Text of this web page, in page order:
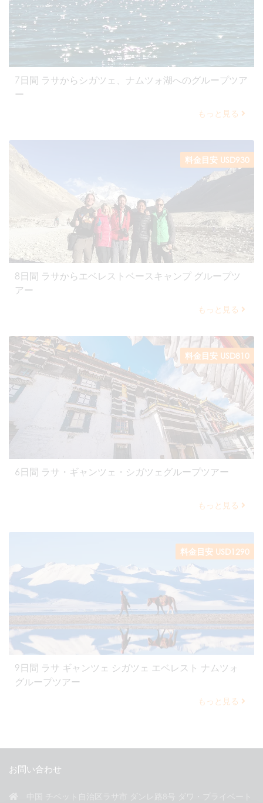
7日間 ラサからシガツェ、ナムツォ湖へのグループツア
ー
もっと見る
料金目安 USD930
8日間 ラサからエベレストベースキャンプ グループツ
アー
もっと見る
料金目安 USD810
6日間 ラサ・ギャンツェ・シガツェグループツアー
もっと見る
料金目安 USD1290
9日間 ラサ ギャンツェ シガツェ エベレスト ナムツォ
グループツアー
もっと見る
お問い合わせ